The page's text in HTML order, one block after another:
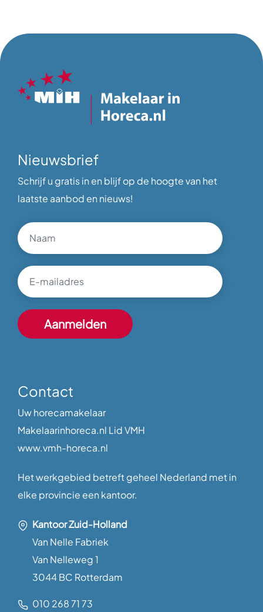
Nieuwsbrief
Schrijf u gratis in en blijf op de hoogte van het
laatste aanbod en nieuws!
Contact
Uw horecamakelaar
Makelaarinhoreca.nl Lid VMH
www.vmh-horeca.nl
Het werkgebied betreft geheel Nederland met in
elke provincie een kantoor.
Kantoor Zuid-Holland
Van Nelle Fabriek
Van Nelleweg 1
3044 BC Rotterdam
010 268 71 73